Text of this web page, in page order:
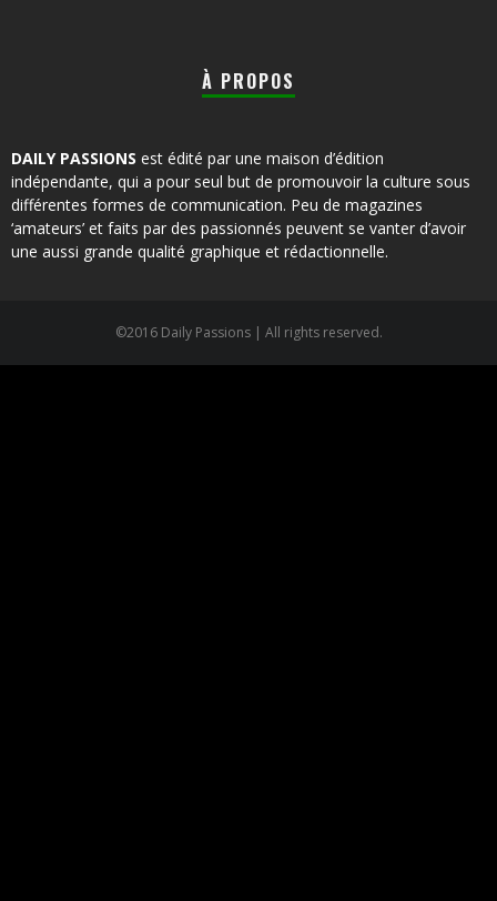
À PROPOS
DAILY PASSIONS est édité par une maison d’édition
indépendante, qui a pour seul but de promouvoir la culture sous
différentes formes de communication. Peu de magazines
‘amateurs’ et faits par des passionnés peuvent se vanter d’avoir
une aussi grande qualité graphique et rédactionnelle.
©2016 Daily Passions | All rights reserved.